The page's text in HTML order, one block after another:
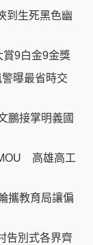
到生死黑色幽
9白金9金獎
曝最省時交
鵬接掌明義國
高雄高工
攜教育局讓偏
告別式各界齊